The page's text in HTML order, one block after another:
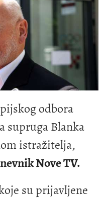
odbora
supruga Blanka
istražitelja,
Nove TV.
su prijavljene